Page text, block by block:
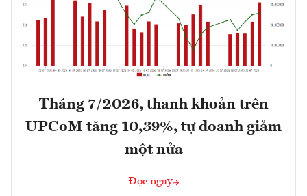
Tháng 7/2026, thanh khoản trên
UPCoM tăng 10,39%, tự doanh giảm
một nửa
Đọc ngay